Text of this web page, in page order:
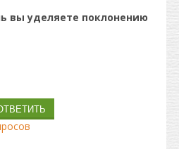
вы уделяете поклонению